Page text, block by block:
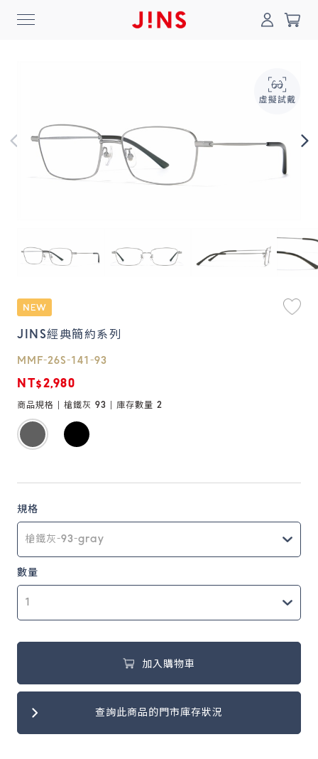
登入/註冊
最新消息
Collection
Online Shop
鏡片說明
Lens
常見問題
FAQ
0
JINS經典簡約系列
MMF-26S-141-93
NT$2,980
商品規格 | 槍鐵灰 93 | 庫存數量 2
規格
數量
加入購物車
查詢此商品的門市庫存狀況